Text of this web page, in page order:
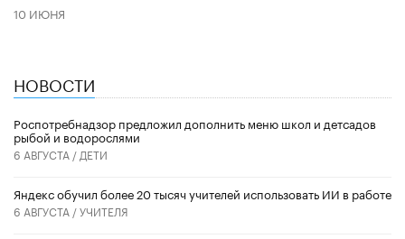
10 ИЮНЯ
НОВОСТИ
Роспотребнадзор предложил дополнить меню школ и детсадов
рыбой и водорослями
6 АВГУСТА / ДЕТИ
​Яндекс обучил более 20 тысяч учителей использовать ИИ в работе
6 АВГУСТА /УЧИТЕЛЯ